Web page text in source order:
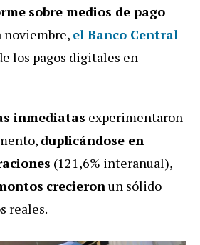
sobre medios de pago
noviembre, el Banco Central
los pagos digitales en
inmediatas experimentaron
duplicándose en
(121,6% interanual),
crecieronun sólido
reales.